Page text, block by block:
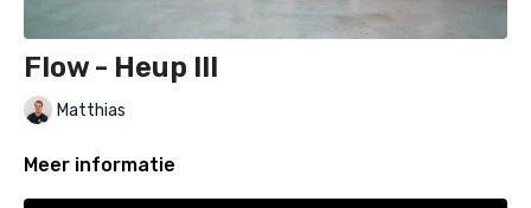
Flow - Heup III
Matthias
Meer informatie